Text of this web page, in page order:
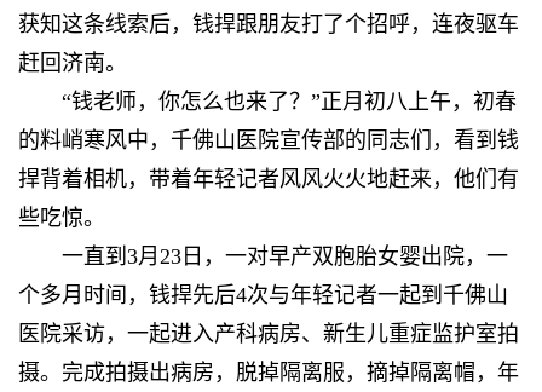
获知这条线索后，钱捍跟朋友打了个招呼，连夜驱车
赶回济南。
“钱老师，你怎么也来了？”正月初八上午，初春
的料峭寒风中，千佛山医院宣传部的同志们，看到钱
捍背着相机，带着年轻记者风风火火地赶来，他们有
些吃惊。
一直到3月23日，一对早产双胞胎女婴出院，一
个多月时间，钱捍先后4次与年轻记者一起到千佛山
医院采访，一起进入产科病房、新生儿重症监护室拍
摄。完成拍摄出病房，脱掉隔离服，摘掉隔离帽，年